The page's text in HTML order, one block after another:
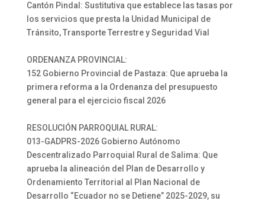
Cantón Pindal: Sustitutiva que establece las tasas por
los servicios que presta la Unidad Municipal de
Tránsito, Transporte Terrestre y Seguridad Vial
ORDENANZA PROVINCIAL:
152 Gobierno Provincial de Pastaza: Que aprueba la
primera reforma a la Ordenanza del presupuesto
general para el ejercicio fiscal 2026
RESOLUCIÓN PARROQUIAL RURAL:
013-GADPRS-2026 Gobierno Autónomo
Descentralizado Parroquial Rural de Salima: Que
aprueba la alineación del Plan de Desarrollo y
Ordenamiento Territorial al Plan Nacional de
Desarrollo “Ecuador no se Detiene” 2025-2029, su